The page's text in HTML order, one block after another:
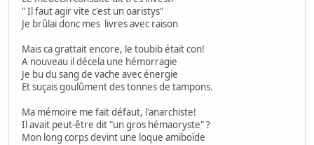
" Il faut agir vite c'est un oaristys"
Je brûlai donc mes livres avec raison
Mais ca grattait encore, le toubib était con!
A nouveau il décela une hémorragie
Je bu du sang de vache avec énergie
Et suçais goulûment des tonnes de tampons.
Ma mémoire me fait défaut, l'anarchiste!
Il avait peut-être dit "un gros hémaoryste" ?
Mon long corps devint une loque amiboïde